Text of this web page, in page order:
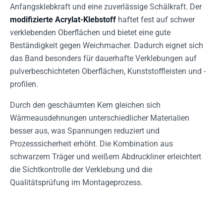
Anfangsklebkraft und eine zuverlässige Schälkraft. Der
modifizierte Acrylat-Klebstoff haftet fest auf schwer
verklebenden Oberflächen und bietet eine gute
Beständigkeit gegen Weichmacher. Dadurch eignet sich
das Band besonders für dauerhafte Verklebungen auf
pulverbeschichteten Oberflächen, Kunststoffleisten und -
profilen.
Durch den geschäumten Kern gleichen sich
Wärmeausdehnungen unterschiedlicher Materialien
besser aus, was Spannungen reduziert und
Prozesssicherheit erhöht. Die Kombination aus
schwarzem Träger und weißem Abdruckliner erleichtert
die Sichtkontrolle der Verklebung und die
Qualitätsprüfung im Montageprozess.